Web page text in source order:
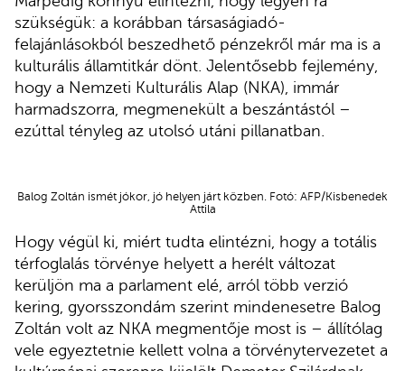
szükségük: a korábban társaságiadó-
felajánlásokból beszedhető pénzekről már ma is a
kulturális államtitkár dönt. Jelentősebb fejlemény,
hogy a Nemzeti Kulturális Alap (NKA), immár
harmadszorra, megmenekült a beszántástól –
ezúttal tényleg az utolsó utáni pillanatban.
Balog Zoltán ismét jókor, jó helyen járt közben. Fotó: AFP/Kisbenedek
Attila
Hogy végül ki, miért tudta elintézni, hogy a totális
térfoglalás törvénye helyett a herélt változat
kerüljön ma a parlament elé, arról több verzió
kering, gyorsszondám szerint mindenesetre Balog
Zoltán volt az NKA megmentője most is – állítólag
vele egyeztetnie kellett volna a törvénytervezetet a